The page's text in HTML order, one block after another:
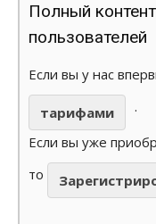
Полный
пользователей
Если вы у нас
тарифами
.
Если вы уже
то